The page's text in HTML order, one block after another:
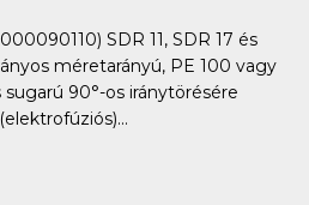
SDR 11, SDR 17 és
méretarányú, PE 100 vagy
90°-os iránytörésére